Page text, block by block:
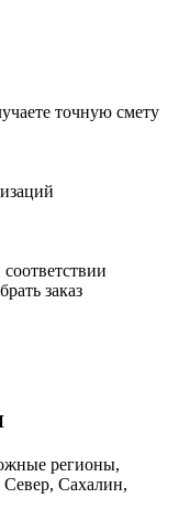
точную смету
заказ
регионы,
Сахалин,